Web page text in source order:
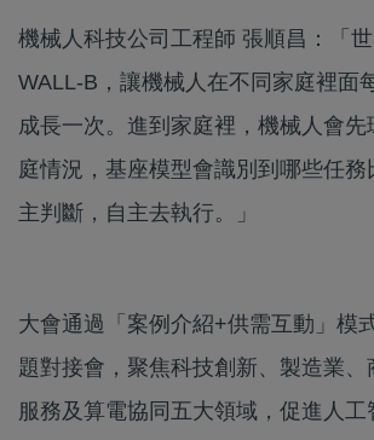
機械人科技公司工程師 張順昌：「
WALL-B，讓機械人在不同家庭裡面
成長一次。進到家庭裡，機械人會
庭情況，基座模型會識別到哪些任務
主判斷，自主去執行。」
大會通過「案例介紹+供需互動」模
題對接會，聚焦科技創新、製造業、
服務及算電協同五大領域，促進人